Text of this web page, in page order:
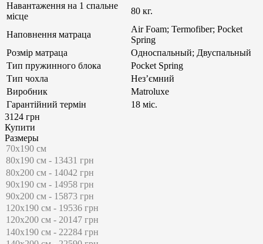
Навантаження на 1 спальне
місце
80 кг.
Наповнення матраца
Air Foam; Termofiber; Pocket
Spring
Розмір матраца
Односпальный; Двуспальный
Тип пружинного блока
Pocket Spring
Тип чохла
Нез’ємний
Виробник
Matroluxe
Гарантійний термін
18 міс.
3124 грн
Купити
Размеры